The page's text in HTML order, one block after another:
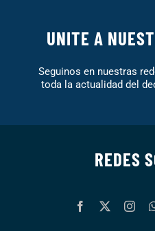
UNITE A
Seguinos en nuestras
toda la actualidad del
REDES